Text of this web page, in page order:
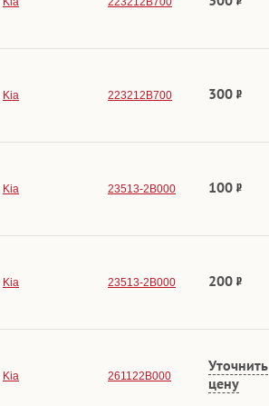
Kia 223212B700 300
Kia 23513-2B000 100
Kia 23513-2B000 200
Kia 261122B000
Уточнить
цену